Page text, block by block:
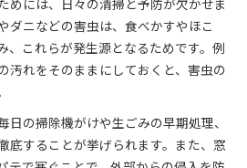
ダニなどの害虫は、食べかすやほこ
、これらが発生源となるためです。例
汚れをそのままにしておくと、害虫の
日の掃除機がけや生ごみの早期処理、
底することが挙げられます。また、窓